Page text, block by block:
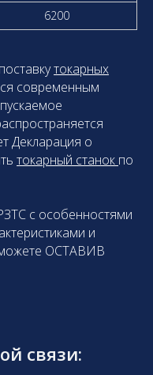
6200
токарных
современным
Декларация о
токарный станок по
с особенностями
и
ОСТАВИВ
связи: